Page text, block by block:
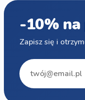
-10%
Zapisz się i